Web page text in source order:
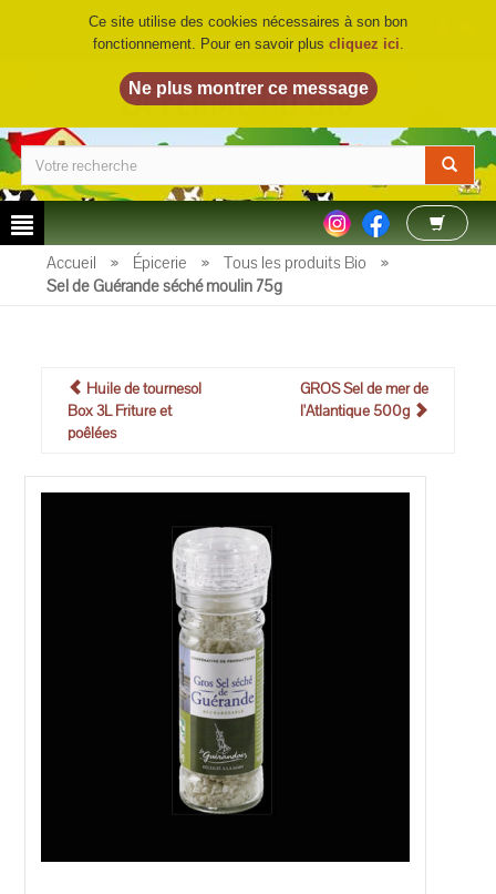
LA FERME DU BIO©
Accueil » Épicerie » Tous les produits Bio
»
Sel de Guérande séché moulin 75g
Huile de tournesol
Box 3L Friture et
poêlées
GROS Sel de mer de
l'Atlantique 500g
Ce site utilise des cookies nécessaires à son bon
fonctionnement. Pour en savoir plus cliquez ici.